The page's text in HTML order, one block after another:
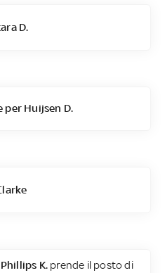
D.
per Huijsen D.
Phillips K. prende il posto di